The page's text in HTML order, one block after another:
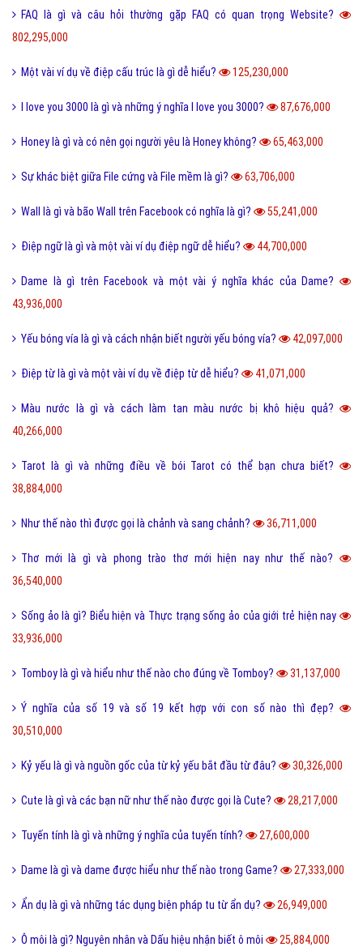
FAQ là gì và câu hỏi thường gặp FAQ có quan trọng Website?
802,295,000
Một vài ví dụ về điệp cấu trúc là gì dễ hiểu? 125,230,000
I love you 3000 là gì và những ý nghĩa I love you 3000? 87,676,000
Honey là gì và có nên gọi người yêu là Honey không? 65,463,000
Sự khác biệt giữa File cứng và File mềm là gì? 63,706,000
Wall là gì và bão Wall trên Facebook có nghĩa là gì? 55,241,000
Điệp ngữ là gì và một vài ví dụ điệp ngữ dễ hiểu? 44,700,000
Dame là gì trên Facebook và một vài ý nghĩa khác của Dame?
43,936,000
Yếu bóng vía là gì và cách nhận biết người yếu bóng vía? 42,097,000
Điệp từ là gì và một vài ví dụ về điệp từ dễ hiểu? 41,071,000
Màu nước là gì và cách làm tan màu nước bị khô hiệu quả?
40,266,000
Tarot là gì và những điều về bói Tarot có thể bạn chưa biết?
38,884,000
Như thế nào thì được gọi là chảnh và sang chảnh? 36,711,000
Thơ mới là gì và phong trào thơ mới hiện nay như thế nào?
36,540,000
Sống ảo là gì? Biểu hiện và Thực trạng sống ảo của giới trẻ hiện nay
33,936,000
Tomboy là gì và hiểu như thế nào cho đúng về Tomboy? 31,137,000
Ý nghĩa của số 19 và số 19 kết hợp với con số nào thì đẹp?
30,510,000
Kỷ yếu là gì và nguồn gốc của từ kỷ yếu bắt đầu từ đâu? 30,326,000
Cute là gì và các bạn nữ như thế nào được gọi là Cute? 28,217,000
Tuyến tính là gì và những ý nghĩa của tuyến tính? 27,600,000
Dame là gì và dame được hiểu như thế nào trong Game? 27,333,000
Ẩn dụ là gì và những tác dụng biện pháp tu từ ẩn dụ? 26,949,000
Ô môi là gì? Nguyên nhân và Dấu hiệu nhận biết ô môi 25,884,000